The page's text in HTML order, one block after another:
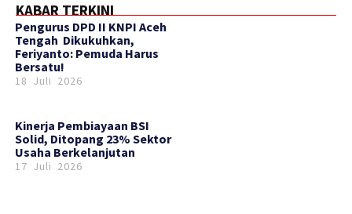
KABAR TERKINI
‎Pengurus DPD II KNPI Aceh
Tengah Dikukuhkan,
Feriyanto: Pemuda Harus
Bersatu!
18 Juli 2026
Kinerja Pembiayaan BSI
Solid, Ditopang 23% Sektor
Usaha Berkelanjutan
17 Juli 2026